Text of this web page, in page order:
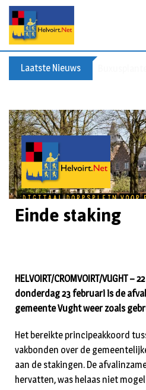
Laatste Nieuws
Einde staking
HELVOIRT/CROMVOIRT/VUGHT –
donderdag 23 februari is de
gemeente Vught weer zoals
Het bereikte principeakkoord
vakbonden over de
aan de stakingen. De
hervatten, was helaas niet